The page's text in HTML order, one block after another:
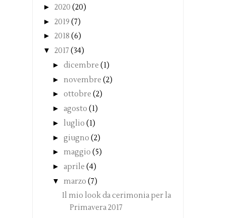
► 2020 (20)
► 2019 (7)
► 2018 (6)
▼ 2017 (34)
► dicembre (1)
► novembre (2)
► ottobre (2)
► agosto (1)
► luglio (1)
► giugno (2)
► maggio (5)
► aprile (4)
▼ marzo (7)
Il mio look da cerimonia per la
Primavera 2017